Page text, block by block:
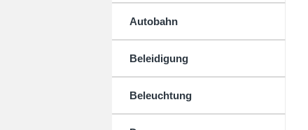
Autobahn
Beleidigung
Beleuchtung